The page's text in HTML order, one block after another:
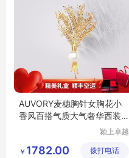
AUVORY麦穗胸针女胸花小
香风百搭气质大气奢华西装
颍上卓越
有限公司
￥ 1782.00 拨打电话